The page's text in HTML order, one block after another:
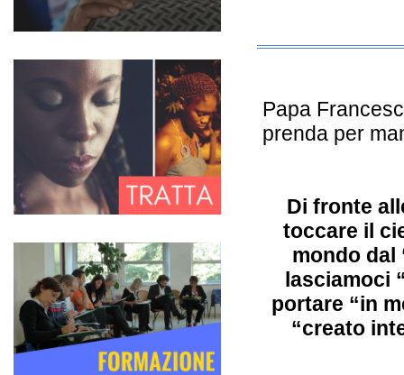
Covid peggiora la tratta di esseri umani,
12-04-2021Di seguito un articolo di
Papa
prenda per
Di fronte
toccare il
mondo dal
lasciamoci
portare “in
“creato